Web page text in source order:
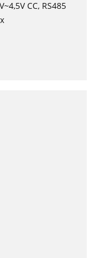
CC, RS485